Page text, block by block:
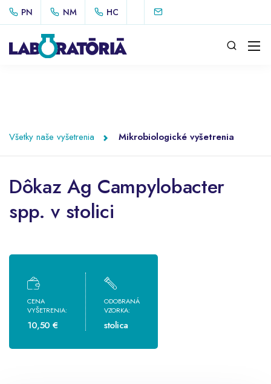
PN NM HC
Všetky naše vyšetrenia Mikrobiologické vyšetrenia
Dôkaz Ag Campylobacter
spp. v stolici
CENA
VYŠETRENIA:
10,50 €
ODOBRANÁ
VZORKA:
stolica